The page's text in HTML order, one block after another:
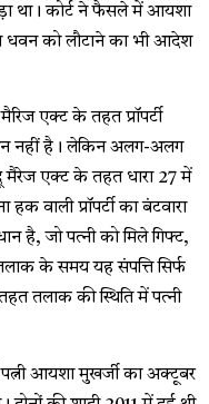
था। कोर्ट ने फैसले में आयशा
धवन को लौटाने का भी आदेश
एक्ट के तहत प्रॉपर्टी
नहीं है। लेकिन अलग-अलग
मैरेज एक्‍ट के तहत धारा 27 में
वाली प्रॉपर्टी का बंटवारा
है, जो पत्‍नी को मिले गिफ्ट,
के समय यह संपत्ति सिर्फ
तलाक की स्थिति में पत्‍नी
आयशा मुखर्जी का अक्टूबर